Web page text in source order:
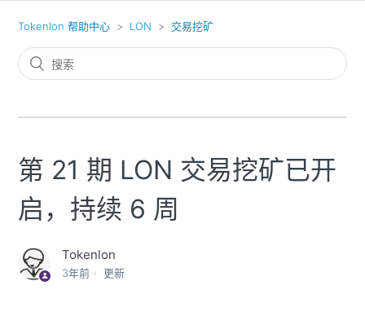
Tokenlon 帮助中心 LON 交易挖矿
第 21 期 LON 交易挖矿已开
启，持续 6 周
Tokenlon
3年前 更新